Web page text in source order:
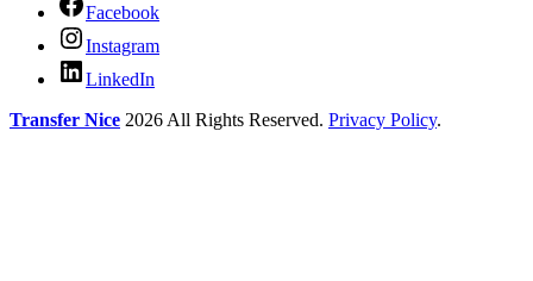
Facebook
Instagram
LinkedIn
Transfer Nice 2026 All Rights Reserved. Privacy Policy.